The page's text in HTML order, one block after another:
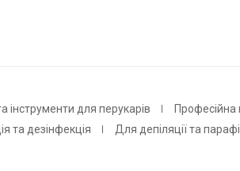
інструменти для перукарів Професійна
та дезінфекція
Для депіляції та